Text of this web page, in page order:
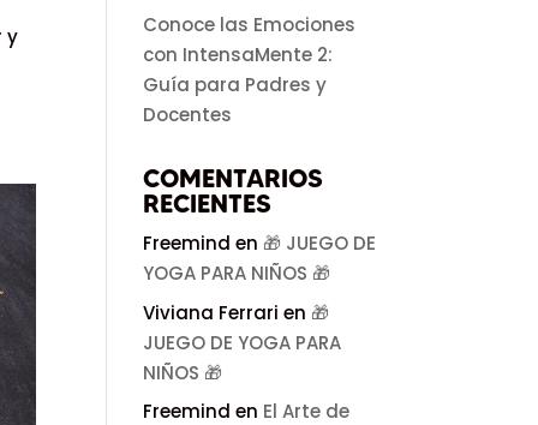
y
Conoce las Emociones
con IntensaMente 2:
Guía para Padres y
Docentes
COMENTARIOS
RECIENTES
Freemind en 🎁 JUEGO DE
YOGA PARA NIÑOS 🎁
Viviana Ferrari en 🎁
JUEGO DE YOGA PARA
NIÑOS 🎁
Freemind en El Arte de